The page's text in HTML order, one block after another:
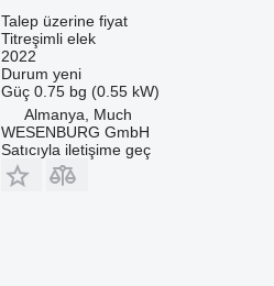
Talep üzerine fiyat
Titreşimli elek
2022
Durum yeni
Güç 0.75 bg (0.55 kW)
Almanya, Much
WESENBURG GmbH
Satıcıyla iletişime geç